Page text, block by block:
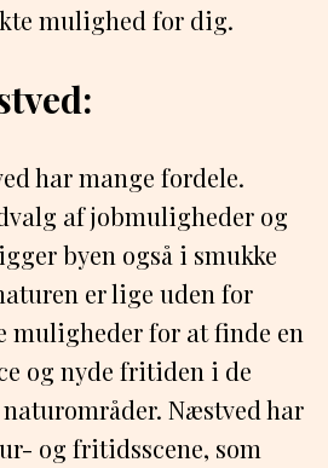
mulighed for dig.
har mange fordele.
af jobmuligheder og
byen også i smukke
er lige uden for
muligheder for at finde en
og nyde fritiden i de
Næstved har
og fritidsscene, som